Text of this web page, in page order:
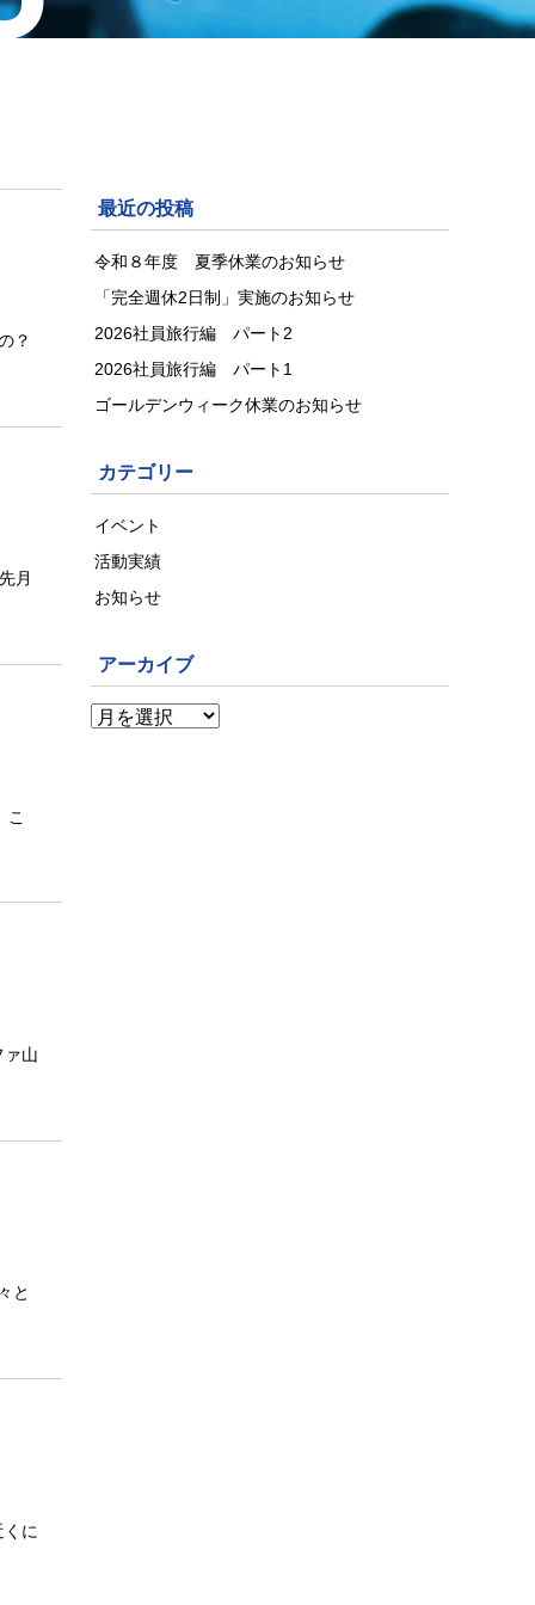
？
月
こ
山
と
に
最近の投稿
令和８年度 夏季休業のお知らせ
「完全週休2日制」実施のお知らせ
2026社員旅行編 パート2
2026社員旅行編 パート1
ゴールデンウィーク休業のお知らせ
カテゴリー
イベント
活動実績
お知らせ
アーカイブ